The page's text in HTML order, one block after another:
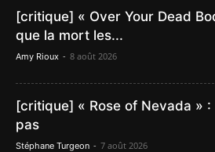
[critique] « Over Your Dead
que la mort les...
Amy Rioux - 8 août 2026
[critique] « Rose of Nevada » :
pas
Stéphane Turgeon - 7 août 2026